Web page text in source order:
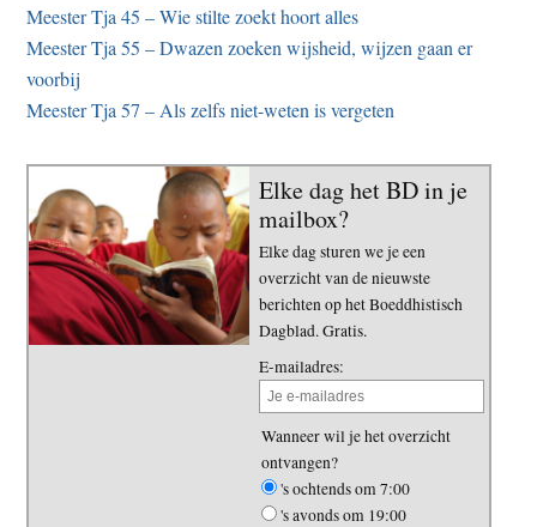
Meester Tja 45 – Wie stilte zoekt hoort alles
Meester Tja 55 – Dwazen zoeken wijsheid, wijzen gaan er
voorbij
Meester Tja 57 – Als zelfs niet-weten is vergeten
Elke dag het BD in je
mailbox?
Elke dag sturen we je een
overzicht van de nieuwste
berichten op het Boeddhistisch
Dagblad. Gratis.
E-mailadres:
Wanneer wil je het overzicht
ontvangen?
's ochtends om 7:00
's avonds om 19:00